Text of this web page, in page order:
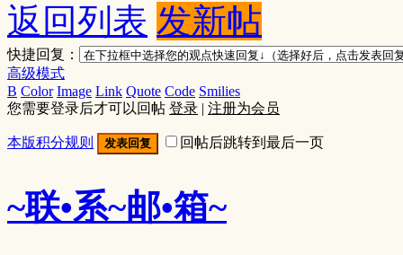
返回列表 发新帖
快捷回复：
高级模式
B Color Image Link Quote Code Smilies
您需要登录后才可以回帖 登录 | 注册为会员
本版积分规则 发表回复 回帖后跳转到最后一页
~联•系~邮•箱~